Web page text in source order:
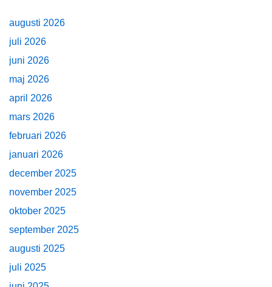
augusti 2026
juli 2026
juni 2026
maj 2026
april 2026
mars 2026
februari 2026
januari 2026
december 2025
november 2025
oktober 2025
september 2025
augusti 2025
juli 2025